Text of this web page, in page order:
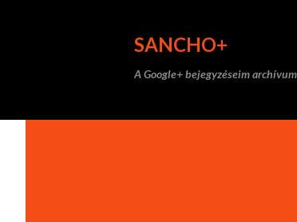
SANCHO+
A Google+ bejegyzéseim